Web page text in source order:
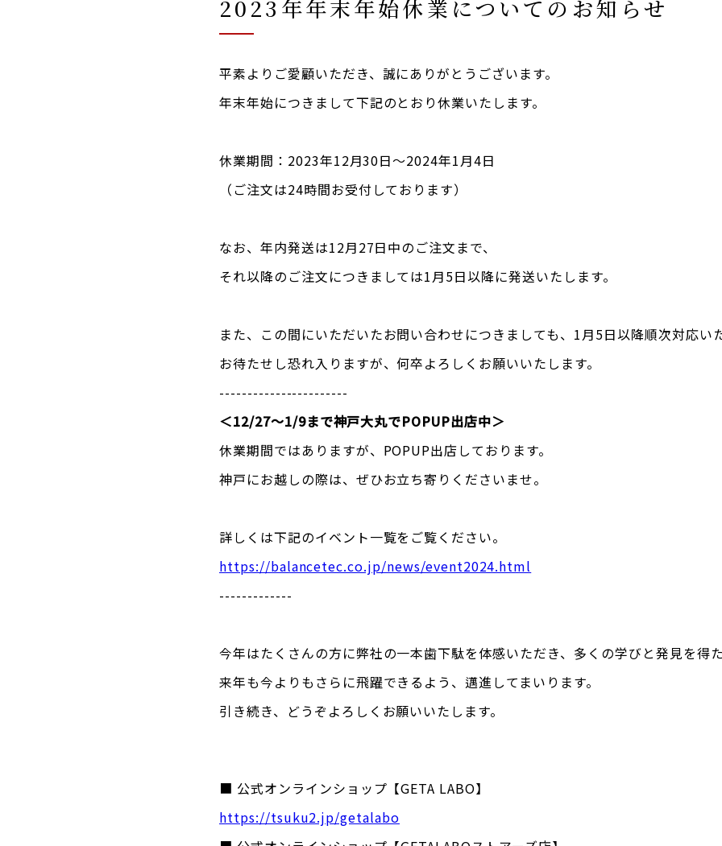
2023年年末年始休業についてのお知らせ
平素よりご愛顧いただき、誠にありがとうございます。
年末年始につきまして下記のとおり休業いたします。
休業期間：2023年12月30日〜2024年1月4日
（ご注文は24時間お受付しております）
なお、年内発送は12月27日中のご注文まで、
それ以降のご注文につきましては1月5日以降に発送いたします。
また、この間にいただいたお問い合わせにつきましても、1月5日以降順次対応いた
お待たせし恐れ入りますが、何卒よろしくお願いいたします。
-----------------------
＜12/27〜1/9まで神戸大丸でPOPUP出店中＞
休業期間ではありますが、POPUP出店しております。
神戸にお越しの際は、ぜひお立ち寄りくださいませ。
詳しくは下記のイベント一覧をご覧ください。
https://balancetec.co.jp/news/event2024.html
-------------
今年はたくさんの方に弊社の一本歯下駄を体感いただき、多くの学びと発見を得た
来年も今よりもさらに飛躍できるよう、邁進してまいります。
引き続き、どうぞよろしくお願いいたします。
■ 公式オンラインショップ【GETA LABO】
https://tsuku2.jp/getalabo